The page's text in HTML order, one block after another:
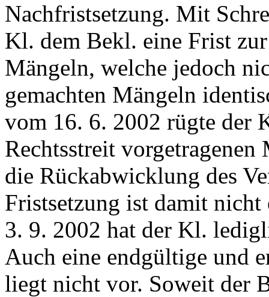
Nachfristsetzung. Mit
Kl. dem Bekl. eine Frist
Mängeln, welche jedoch
gemachten Mängeln
vom 16. 6. 2002 rügte der
Rechtsstreit
die Rückabwicklung des
Fristsetzung ist damit
3. 9. 2002 hat der Kl.
Auch eine endgültige und
liegt nicht vor. Soweit der